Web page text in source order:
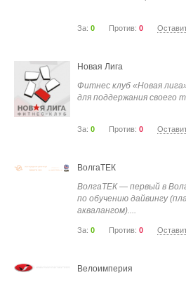
За: 0 Против: 0
Новая Лига
Фитнес клуб «Новая
для поддержания своего
За: 0 Против: 0
ВолгаТЕК
ВолгаТЕК — первый в
по обучению дайвингу
аквалангом)....
За: 0 Против: 0
Велоимперия